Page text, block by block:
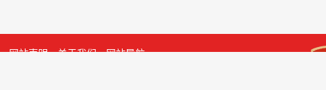
网站声明 关于我们
网站导航